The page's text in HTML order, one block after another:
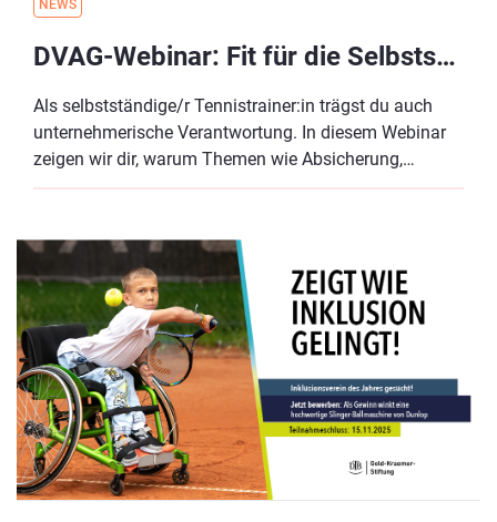
NEWS
DVAG-Webinar: Fit für die Selbstständigkeit als Tennistrainer:in – Existenzielle Themen im Griff
Als selbstständige/r Tennistrainer:in trägst du auch
unternehmerische Verantwortung. In diesem Webinar
zeigen wir dir, warum Themen wie Absicherung,
Vorsorge und Finanzstruktur essenziell für deine